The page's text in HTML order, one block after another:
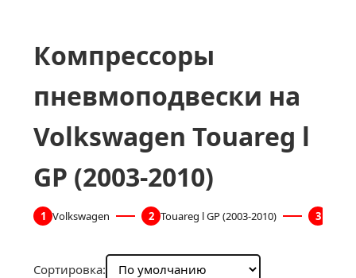
Компрессоры
пневмоподвески на
Volkswagen Touareg l
GP (2003-2010)
1 Volkswagen 2 Touareg l GP (2003-2010) 3
Сортировка: